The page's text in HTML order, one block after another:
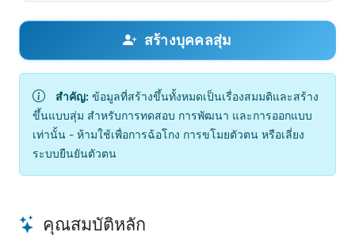
สร้างบุคคลสุ่ม
สำคัญ: ข้อมูลที่สร้างขึ้นทั้งหมดเป็นเรื่องสมมติและสร้าง
ขึ้นแบบสุ่ม สำหรับการทดสอบ การพัฒนา และการออกแบบ
เท่านั้น - ห้ามใช้เพื่อการฉ้อโกง การขโมยตัวตน หรือเลี่ยง
ระบบยืนยันตัวตน
คุณสมบัติหลัก